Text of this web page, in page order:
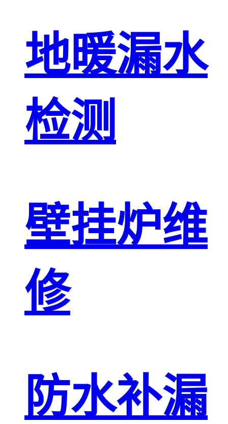
地暖漏水
检测
壁挂炉维
修
防水补漏